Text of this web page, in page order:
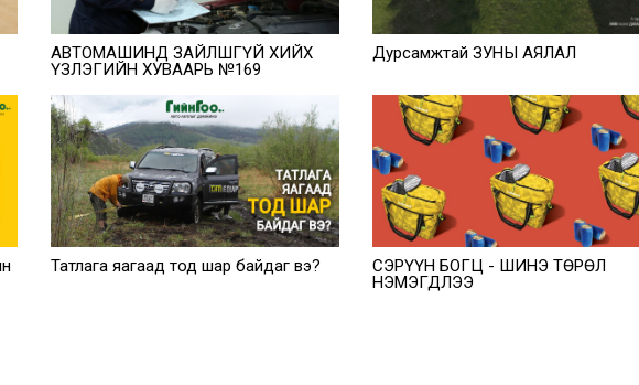
АВТОМАШИНД ЗАЙЛШГҮЙ ХИЙХ
ҮЗЛЭГИЙН ХУВААРЬ №169
Дурсамжтай ЗУНЫ АЯЛАЛ
Татлага яагаад тод шар байдаг вэ?
СЭРҮҮН БОГЦ - ШИНЭ ТӨРӨЛ
НЭМЭГДЛЭЭ